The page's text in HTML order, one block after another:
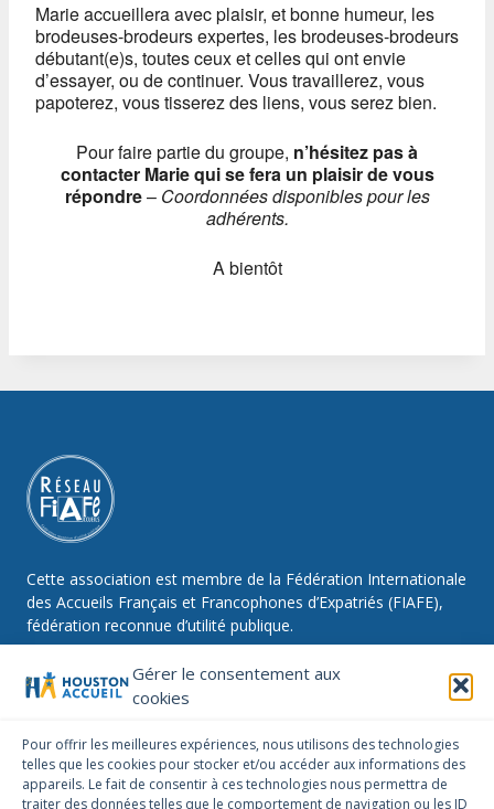
Gérer le consentement aux
cookies
Pour offrir les meilleures expériences, nous utilisons des technologies
telles que les cookies pour stocker et/ou accéder aux informations des
appareils. Le fait de consentir à ces technologies nous permettra de
traiter des données telles que le comportement de navigation ou les ID
Marie accueillera avec plaisir, et bonne humeur, les
brodeuses-brodeurs expertes, les brodeuses-brodeurs
débutant(e)s, toutes ceux et celles qui ont envie
d’essayer, ou de continuer. Vous travaillerez, vous
papoterez, vous tisserez des liens, vous serez bien.
Pour faire partie du groupe, n’hésitez pas à
contacter Marie qui se fera un plaisir de vous
répondre– Coordonnées disponibles pour les
adhérents.
A bientôt
Cette association est membre de la Fédération Internationale
des Accueils Français et Francophones d’Expatriés (FIAFE),
fédération reconnue d’utilité publique.
NOUS SUIVRE
Facebook Instagram Linkedin